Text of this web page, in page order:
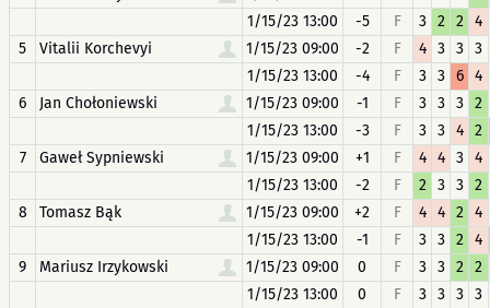
1/15/23 13:00
-5 F 3 2 2
4
5
Vitalii Korchevyi 1/15/23 09:00 -2 F 4 3 3
3
1/15/23 13:00
-4 F 3 3 6
4
6
Jan Chołoniewski 1/15/23 09:00 -1 F 3 3 3
2
1/15/23 13:00
-3 F 3 3 4
2
7
Gaweł Sypniewski 1/15/23 09:00 +1 F 4 4 3
4
1/15/23 13:00
-2 F 2 3 3
2
8
Tomasz Bąk 1/15/23 09:00 +2 F 4 4 2
4
1/15/23 13:00
-1 F 3 3 2
4
9
Mariusz Irzykowski 1/15/23 09:00 0 F 3 3 2
2
1/15/23 13:00
0 F 3 3 3
3